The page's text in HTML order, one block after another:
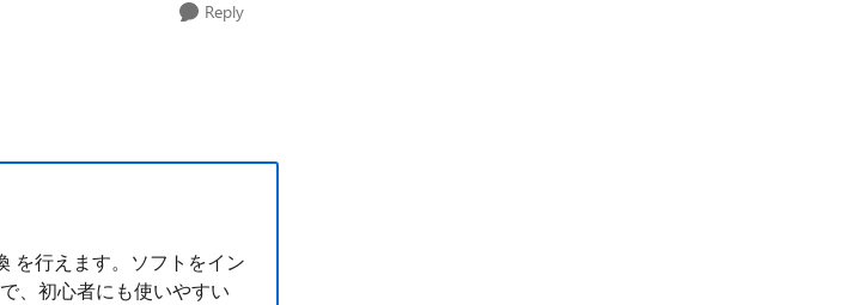
Reply
を行えます。ソフトをイン
、初心者にも使いやすい